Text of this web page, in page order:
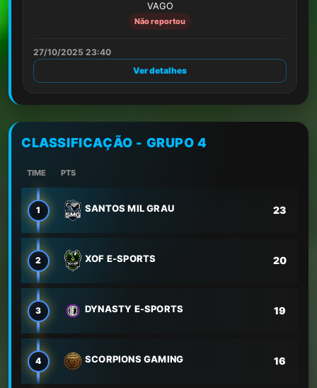
VAGO
Não reportou
27/10/2025 23:40
Ver detalhes
CLASSIFICAÇÃO - GRUPO 4
TIME PTS
1 SANTOS MIL GRAU 23
2 XOF E-SPORTS 20
3 DYNASTY E-SPORTS 19
4 SCORPIONS GAMING 16